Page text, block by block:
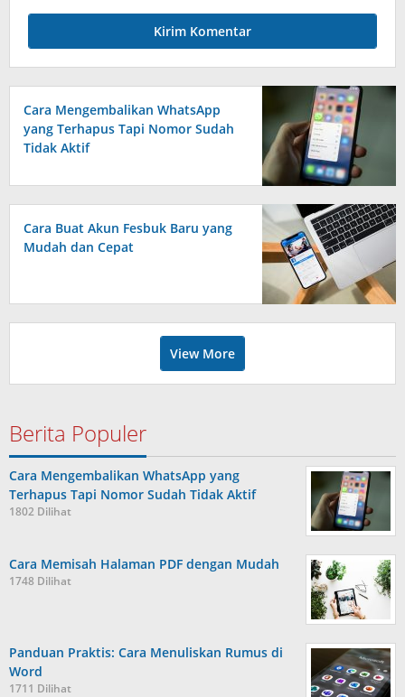
Cara Mengembalikan WhatsApp
yang Terhapus Tapi Nomor Sudah
Tidak Aktif
Cara Buat Akun Fesbuk Baru yang
Mudah dan Cepat
View More
Berita Populer
Cara Mengembalikan WhatsApp yang
Terhapus Tapi Nomor Sudah Tidak Aktif
1802 Dilihat
Cara Memisah Halaman PDF dengan Mudah
1748 Dilihat
Panduan Praktis: Cara Menuliskan Rumus di
Word
1711 Dilihat